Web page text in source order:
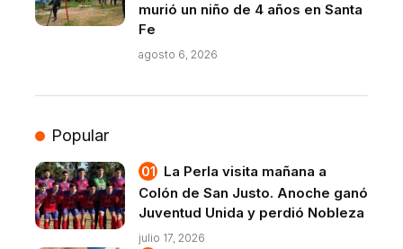
murió un niño de 4 años en Santa
Fe
agosto 6, 2026
Popular
La Perla visita mañana a
Colón de San Justo. Anoche ganó
Juventud Unida y perdió Nobleza
julio 17, 2026